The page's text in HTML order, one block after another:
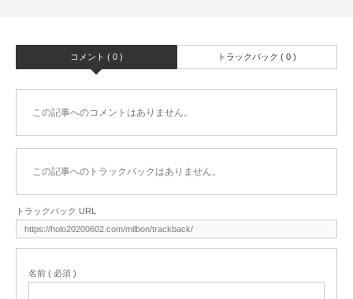
コメント ( 0 ) トラックバック ( 0 )
この記事へのコメントはありません。
この記事へのトラックバックはありません。
トラックバック URL
名前 ( 必須 )